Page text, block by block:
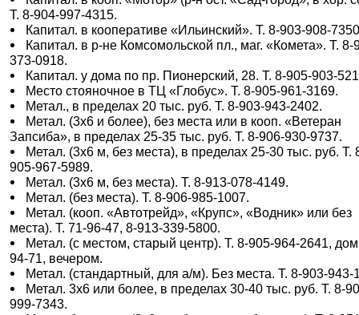
Т. 8-904-997-4315.
Капитал. в кооперативе «Ильинский». Т. 8-903-908-
Капитал. в р-не Комсомольской пл., маг. «Комета». Т. 8-
373-0918.
Капитал. у дома по пр. Пионерский, 28. Т. 8-905-903-
Место стояночное в ТЦ «Глобус». Т. 8-905-961-3169.
Метал., в пределах 20 тыс. руб. Т. 8-903-943-2402.
Метал. (3х6 и более), без места или в кооп. «Ветеран
Запсиба», в пределах 25-35 тыс. руб. Т. 8-906-930-9737.
Метал. (3х6 м, без места), в пределах 25-30 тыс. руб. Т.
905-967-5989.
Метал. (3х6 м, без места). Т. 8-913-078-4149.
Метал. (без места). Т. 8-906-985-1007.
Метал. (кооп. «Автотрейд», «Крупс», «Водник» или без
места). Т. 71-96-47, 8-913-339-5800.
Метал. (с местом, старый центр). Т. 8-905-964-2641,
94-71, вечером.
Метал. (стандартный, для а/м). Без места. Т. 8-903-943-
Метал. 3х6 или более, в пределах 30-40 тыс. руб. Т. 8-
999-7343.